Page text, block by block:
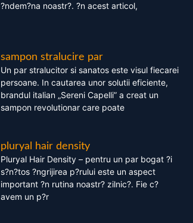
?ndem?na noastr?. ?n acest articol,
sampon stralucire par
Un par stralucitor si sanatos este visul fiecarei
persoane. In cautarea unor solutii eficiente,
brandul italian „Sereni Capelli” a creat un
sampon revolutionar care poate
pluryal hair density
Pluryal Hair Density – pentru un par bogat ?i
s?n?tos ?ngrijirea p?rului este un aspect
important ?n rutina noastr? zilnic?. Fie c?
avem un p?r